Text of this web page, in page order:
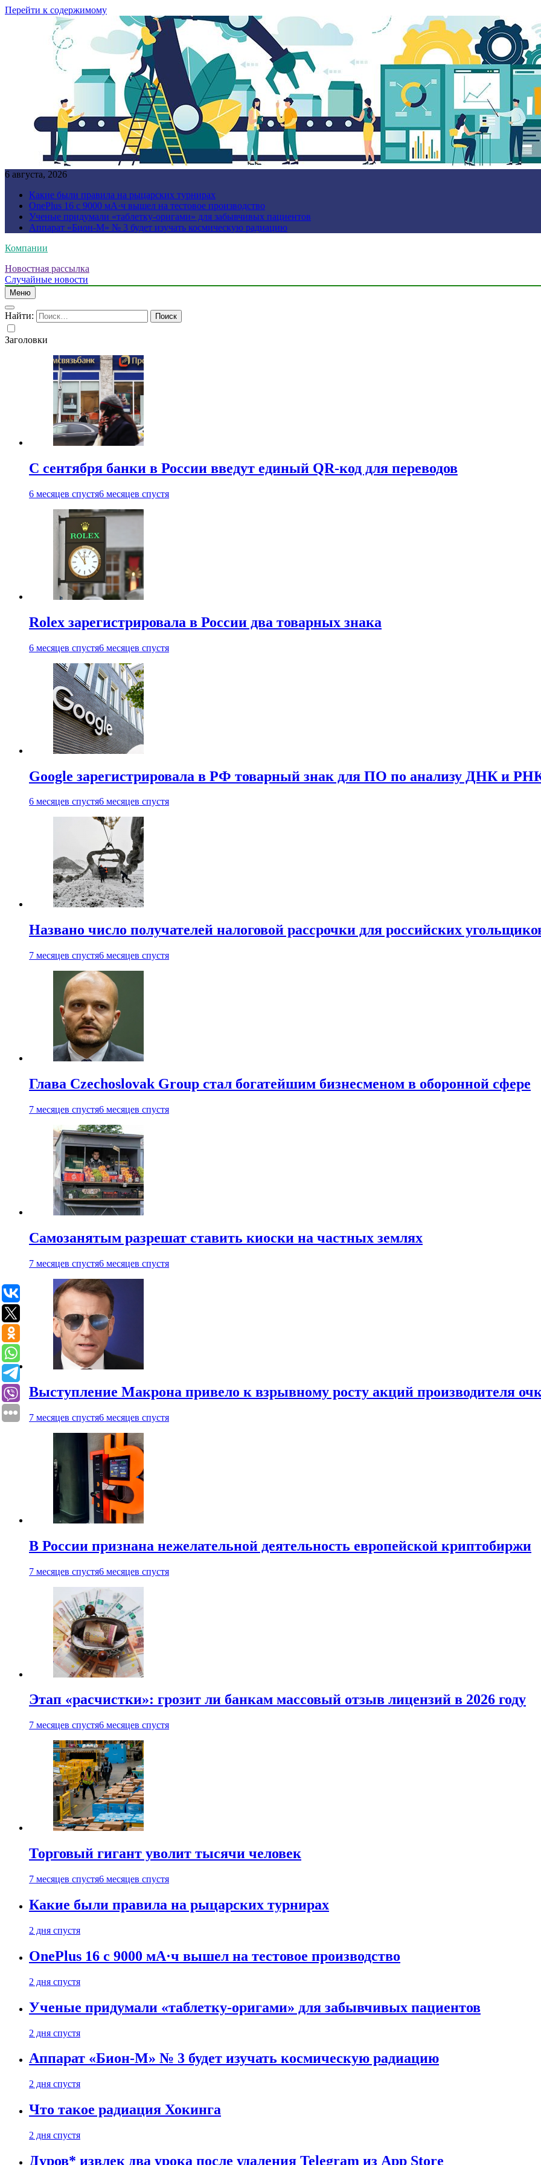
Перейти к содержимому
6 августа, 2026
Какие были правила на рыцарских турнирах
OnePlus 16 с 9000 мА·ч вышел на тестовое производство
Ученые придумали «таблетку-оригами» для забывчивых пациентов
Аппарат «Бион-М» № 3 будет изучать космическую радиацию
Компании
Новостная рассылка
Случайные новости
Меню
Найти:
Заголовки
С сентября банки в России введут единый QR-код для переводов
6 месяцев спустя6 месяцев спустя
Rolex зарегистрировала в России два товарных знака
6 месяцев спустя6 месяцев спустя
Google зарегистрировала в РФ товарный знак для ПО по анализу ДНК и
6 месяцев спустя6 месяцев спустя
Названо число получателей налоговой рассрочки для российских
7 месяцев спустя6 месяцев спустя
Глава Czechoslovak Group стал богатейшим бизнесменом в оборонной сфере
7 месяцев спустя6 месяцев спустя
Самозанятым разрешат ставить киоски на частных землях
7 месяцев спустя6 месяцев спустя
Выступление Макрона привело к взрывному росту акций производителя
7 месяцев спустя6 месяцев спустя
В России признана нежелательной деятельность европейской криптобиржи
7 месяцев спустя6 месяцев спустя
Этап «расчистки»: грозит ли банкам массовый отзыв лицензий в 2026 году
7 месяцев спустя6 месяцев спустя
Торговый гигант уволит тысячи человек
7 месяцев спустя6 месяцев спустя
Какие были правила на рыцарских турнирах
2 дня спустя
OnePlus 16 с 9000 мА·ч вышел на тестовое производство
2 дня спустя
Ученые придумали «таблетку-оригами» для забывчивых пациентов
2 дня спустя
Аппарат «Бион-М» № 3 будет изучать космическую радиацию
2 дня спустя
Что такое радиация Хокинга
2 дня спустя
Дуров* извлек два урока после удаления Telegram из App Store